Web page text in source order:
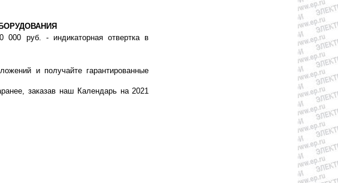
000 руб. - индикаторная отвертка в
и получайте гарантированные
заказав наш Календарь на 2021